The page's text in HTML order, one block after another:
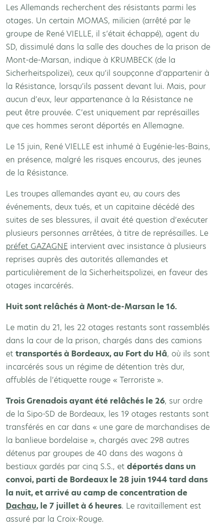
Les Allemands recherchent des résistants parmi les
otages. Un certain MOMAS, milicien (arrêté par le
groupe de René VIELLE, il s’était échappé), agent du
SD, dissimulé dans la salle des douches de la prison de
Mont-de-Marsan, indique à KRUMBECK (de la
Sicherheitspolizei), ceux qu’il soupçonne d’appartenir à
la Résistance, lorsqu’ils passent devant lui. Mais, pour
aucun d’eux, leur appartenance à la Résistance ne
peut être prouvée. C’est uniquement par représailles
que ces hommes seront déportés en Allemagne.
Le 15 juin, René VIELLE est inhumé à Eugénie-les-Bains,
en présence, malgré les risques encourus, des jeunes
de la Résistance.
Les troupes allemandes ayant eu, au cours des
événements, deux tués, et un capitaine décédé des
suites de ses blessures, il avait été question d’exécuter
plusieurs personnes arrêtées, à titre de représailles. Le
préfet GAZAGNE intervient avec insistance à plusieurs
reprises auprès des autorités allemandes et
particulièrement de la Sicherheitspolizei, en faveur des
otages incarcérés.
Huit sont relâchés à Mont-de-Marsan le 16.
Le matin du 21, les 22 otages restants sont rassemblés
dans la cour de la prison, chargés dans des camions
et transportés à Bordeaux, au Fort du Hâ, où ils sont
incarcérés sous un régime de détention très dur,
affublés de l’étiquette rouge « Terroriste ».
Trois Grenadois ayant été relâchés le 26, sur ordre
de la Sipo-SD de Bordeaux, les 19 otages restants sont
transférés en car dans « une gare de marchandises de
la banlieue bordelaise », chargés avec 298 autres
détenus par groupes de 40 dans des wagons à
bestiaux gardés par cinq S.S., et déportés dans un
convoi, parti de Bordeaux le 28 juin 1944 tard dans
la nuit, et arrivé au camp de concentration de
Dachau, le 7 juillet à 6 heures. Le ravitaillement est
assuré par la Croix-Rouge.